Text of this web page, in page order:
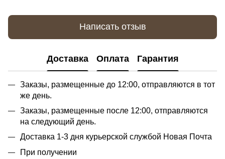
Написать отзыв
Доставка Оплата Гарантия
Заказы, размещенные до 12:00, отправляются в тот
же день.
Заказы, размещенные после 12:00, отправляются
на следующий день.
Доставка 1-3 дня курьерской службой Новая Почта
При получении